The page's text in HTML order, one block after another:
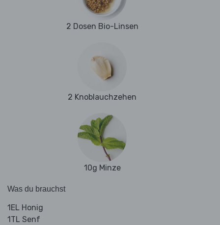
2 Dosen Bio-Linsen
2 Knoblauchzehen
10g Minze
Was du brauchst
1EL Honig
1TL Senf